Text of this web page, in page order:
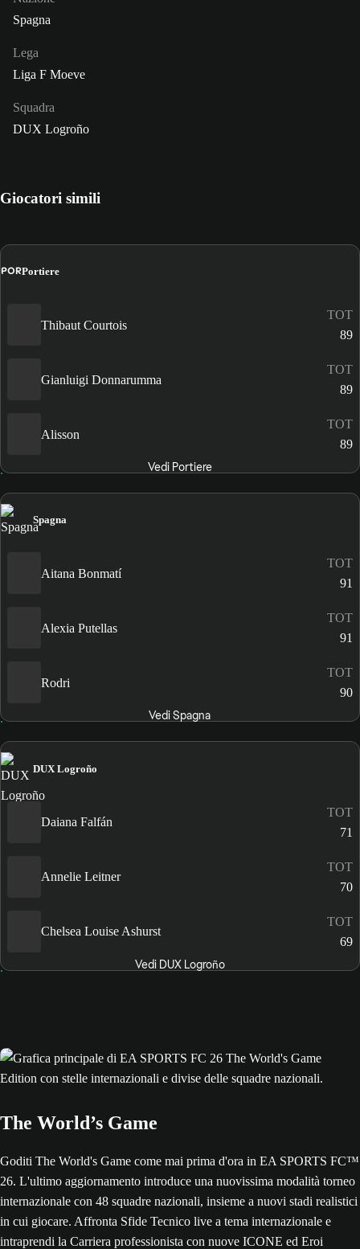
Spagna
Lega
Liga F Moeve
Squadra
DUX Logroño
Giocatori simili
PORPortiere
Thibaut Courtois
TOT
89
Gianluigi Donnarumma
TOT
89
Alisson
TOT
89
Vedi Portiere
Spagna
Aitana Bonmatí
TOT
91
Alexia Putellas
TOT
91
Rodri
TOT
90
Vedi Spagna
DUX Logroño
Daiana Falfán
TOT
71
Annelie Leitner
TOT
70
Chelsea Louise Ashurst
TOT
69
Vedi DUX Logroño
The World’s Game
Goditi The World's Game come mai prima d'ora in EA SPORTS FC™
26. L'ultimo aggiornamento introduce una nuovissima modalità torneo
internazionale con 48 squadre nazionali, insieme a nuovi stadi realistici
in cui giocare. Affronta Sfide Tecnico live a tema internazionale e
intraprendi la Carriera professionista con nuove ICONE ed Eroi